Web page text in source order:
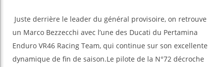
Juste derrière le leader du général provisoire, on retrouve
un Marco Bezzecchi avec l’une des Ducati du Pertamina
Enduro VR46 Racing Team, qui continue sur son excellente
dynamique de fin de saison.Le pilote de la N°72 décroche